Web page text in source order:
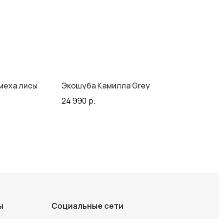
лисы
Экошуба Камилла Grey
24 990 р.
Социальные сети